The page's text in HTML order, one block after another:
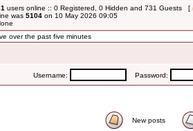
users online :: 0 Registered, 0 Hidden and 731 Guests [
was 5104 on 10 May 2026 09:05
over the past five minutes
Username: Password:
New posts